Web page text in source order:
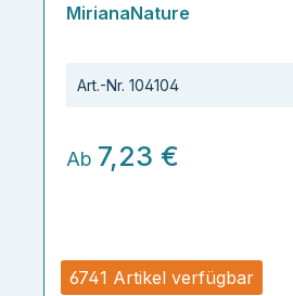
6741 Artikel verfügbar
MirianaNature
Art.-Nr. 104104
Ab 7,23 €